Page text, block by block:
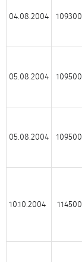
04.08.2004​ 109300​
05.08.2004​ 109500​
05.08.2004​ 109500​
10.10.2004​ 114500​